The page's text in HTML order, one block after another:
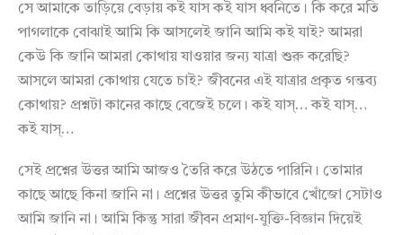
সে আমাকে তাড়িয়ে বেড়ায় কই যাস কই যাস ধ্বনিতে। কি করে মতি
পাগলাকে বোঝাই আমি কি আসলেই জানি আমি কই যাই? আমরা
কেউ কি জানি আমরা কোথায় যাওয়ার জন্য যাত্রা শুরু করেছি?
আসলে আমরা কোথায় যেতে চাই? জীবনের এই যাত্রার প্রকৃত গন্তব্য
কোথায়? প্রশ্নটা কানের কাছে বেজেই চলে। কই যাস্… কই যাস্…
কই যাস্…
সেই প্রশ্নের উত্তর আমি আজও তৈরি করে উঠতে পারিনি। তোমার
কাছে আছে কিনা জানি না। প্রশ্নের উত্তর তুমি কীভাবে খোঁজো সেটাও
আমি জানি না। আমি কিন্তু সারা জীবন প্রমাণ-যুক্তি-বিজ্ঞান দিয়েই